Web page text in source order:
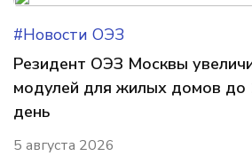
#Новости ОЭЗ
Резидент ОЭЗ Москвы
модулей для жилых домов до
день
5 августа 2026